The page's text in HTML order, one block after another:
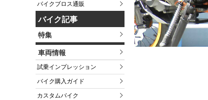
バイクブロス通販
バイク記事
特集
車両情報
試乗インプレッション
バイク購入ガイド
カスタムバイク